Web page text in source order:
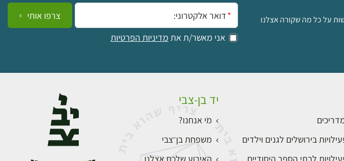
על כל מה שקורה אצלנו
אימייל:
אני מאשר/ת את מדיניות הפרטיות
צרפו אותי
בירושלים לגנים וילדים
יד בן-צבי
מי אנחנו?
משפחת בן־צבי